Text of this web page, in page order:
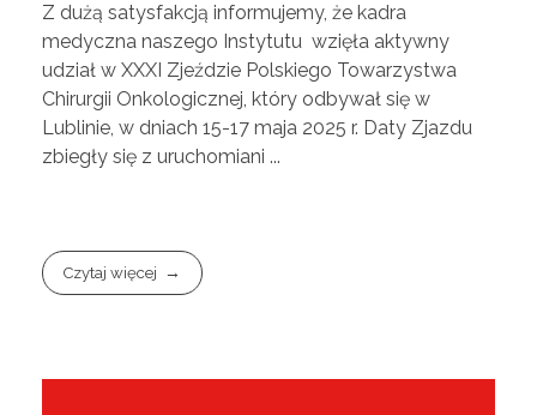
Z dużą satysfakcją informujemy, że kadra
medyczna naszego Instytutu wzięła aktywny
udział w XXXI Zjeździe Polskiego Towarzystwa
Chirurgii Onkologicznej, który odbywał się w
Lublinie, w dniach 15-17 maja 2025 r. Daty Zjazdu
zbiegły się z uruchomiani ...
Czytaj więcej